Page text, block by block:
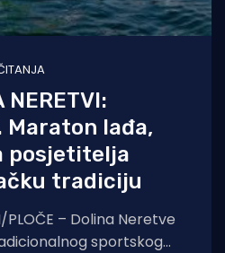
NERETVI:
Maraton lađa,
posjetitelja
tradiciju
PLOČE – Dolina Neretve
sportskog